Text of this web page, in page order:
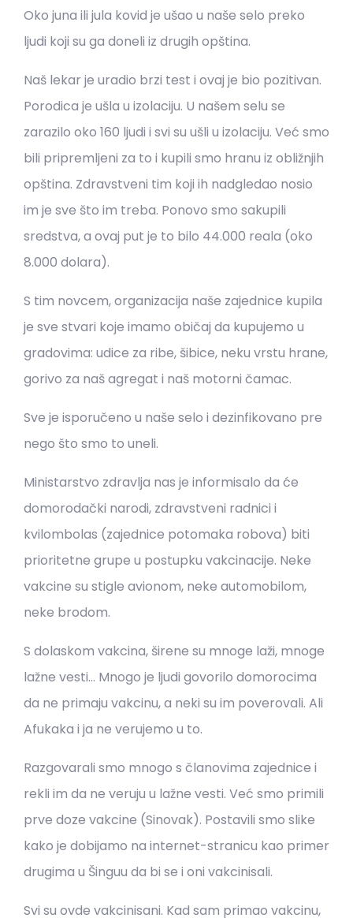
Oko juna ili jula kovid je ušao u naše selo preko
ljudi koji su ga doneli iz drugih opština.
Naš lekar je uradio brzi test i ovaj je bio pozitivan.
Porodica je ušla u izolaciju. U našem selu se
zarazilo oko 160 ljudi i svi su ušli u izolaciju. Već smo
bili pripremljeni za to i kupili smo hranu iz obližnjih
opština. Zdravstveni tim koji ih nadgledao nosio
im je sve što im treba. Ponovo smo sakupili
sredstva, a ovaj put je to bilo 44.000 reala (oko
8.000 dolara).
S tim novcem, organizacija naše zajednice kupila
je sve stvari koje imamo običaj da kupujemo u
gradovima: udice za ribe, šibice, neku vrstu hrane,
gorivo za naš agregat i naš motorni čamac.
Sve je isporučeno u naše selo i dezinfikovano pre
nego što smo to uneli.
Ministarstvo zdravlja nas je informisalo da će
domorodački narodi, zdravstveni radnici i
kvilombolas (zajednice potomaka robova) biti
prioritetne grupe u postupku vakcinacije. Neke
vakcine su stigle avionom, neke automobilom,
neke brodom.
S dolaskom vakcina, širene su mnoge laži, mnoge
lažne vesti… Mnogo je ljudi govorilo domorocima
da ne primaju vakcinu, a neki su im poverovali. Ali
Afukaka i ja ne verujemo u to.
Razgovarali smo mnogo s članovima zajednice i
rekli im da ne veruju u lažne vesti. Već smo primili
prve doze vakcine (Sinovak). Postavili smo slike
kako je dobijamo na internet-stranicu kao primer
drugima u Šinguu da bi se i oni vakcinisali.
Svi su ovde vakcinisani. Kad sam primao vakcinu,